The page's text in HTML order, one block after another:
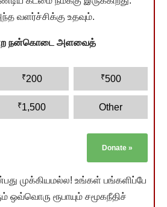
உதவும்.
நன்கொடை அளவைத்
₹200 ₹500
₹1,500 Other
Donate »
முக்கியமல்ல! உங்கள் பங்களிப்பே
ஒவ்வொரு ரூபாயும் சமூகநீதிச்